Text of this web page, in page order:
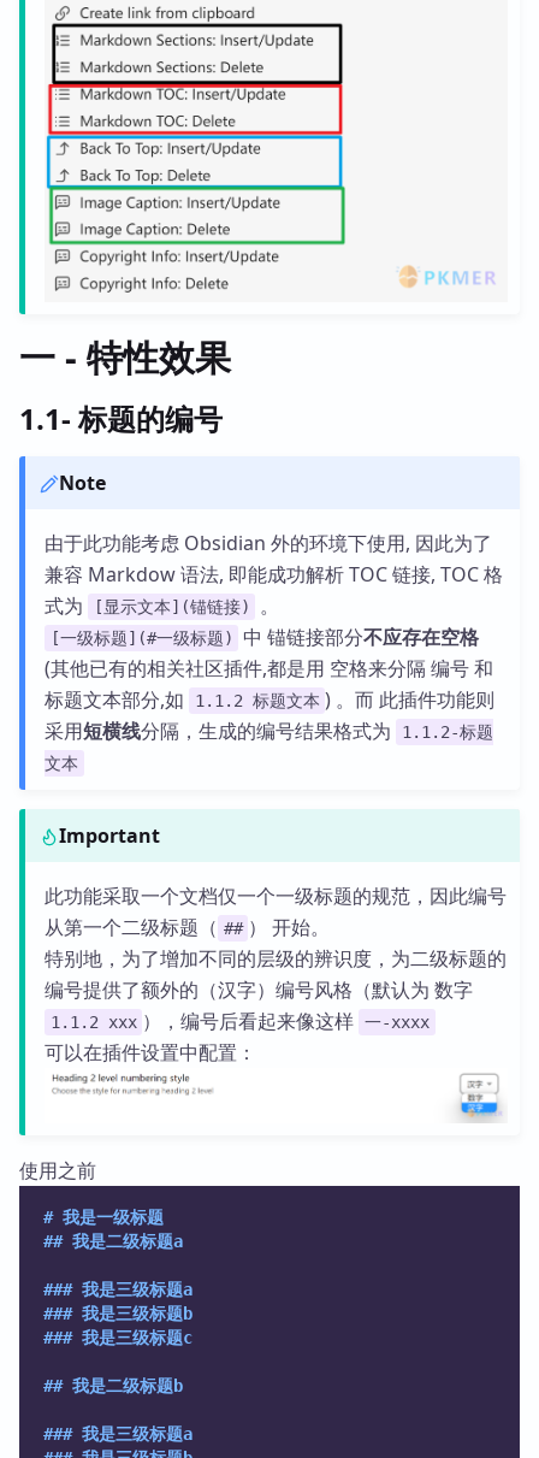
一 - 特性效果
1.1- 标题的编号
Note
由于此功能考虑 Obsidian 外的环境下使用, 因此为了
兼容 Markdow 语法, 即能成功解析 TOC 链接, TOC 格
式为
[显示文本](锚链接) 。
[一级标题](#一级标题) 中 锚链接部分不应存在空格
(其他已有的相关社区插件,都是用 空格来分隔 编号 和
标题文本部分,如
1.1.2 标题文本 ) 。而 此插件功能则
采用短横线分隔，生成的编号结果格式为
1.1.2-标题
文本
Important
此功能采取一个文档仅一个一级标题的规范，因此编号
从第一个二级标题（ ## ） 开始。
特别地，为了增加不同的层级的辨识度，为二级标题的
编号提供了额外的（汉字）编号风格（默认为 数字
1.1.2 xxx ），编号后看起来像这样 一-xxxx
可以在插件设置中配置：
使用之前
# 我是一级标题
## 我是二级标题a
### 我是三级标题a
### 我是三级标题b
### 我是三级标题c
## 我是二级标题b
### 我是三级标题a